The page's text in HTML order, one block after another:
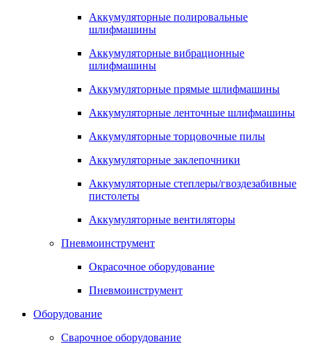
Аккумуляторные полировальные
шлифмашины
Аккумуляторные вибрационные
шлифмашины
Аккумуляторные прямые шлифмашины
Аккумуляторные ленточные шлифмашины
Аккумуляторные торцовочные пилы
Аккумуляторные заклепочники
Аккумуляторные степлеры/гвоздезабивные
пистолеты
Аккумуляторные вентиляторы
Пневмоинструмент
Окрасочное оборудование
Пневмоинструмент
Оборудование
Сварочное оборудование